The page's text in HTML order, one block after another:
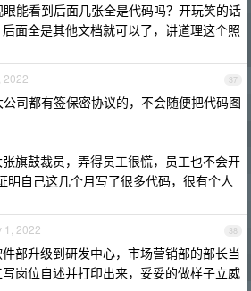
能看到后面几张全是代码吗？开玩笑的话
面全是其他文档就可以了，讲道理这个照
37
2022
司都有签保密协议的，不会随便把代码图
旗鼓裁员，弄得员工很慌，员工也不会开
明自己这几个月写了很多代码，很有个人
38
1, 2022
部升级到研发中心，市场营销部的部长当
岗位自述并打印出来，妥妥的做样子立威